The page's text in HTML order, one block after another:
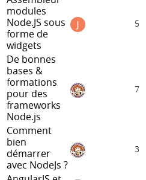
modules
Node.JS sous
forme de
widgets
5
De bonnes
bases &
formations
pour des
frameworks
Node.js
7
Comment
bien
démarrer
avec NodeJs ?
3